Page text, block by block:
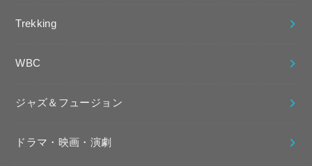
Trekking
WBC
ジャズ＆フュージョン
ドラマ・映画・演劇